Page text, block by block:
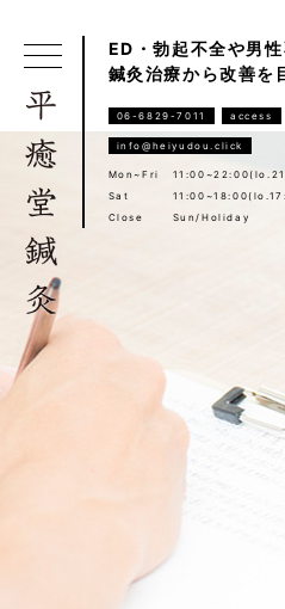
ED・勃起不全や男
鍼灸治療から改善を
06-6829-7011 access
info@heiyudou.click
Mon~Fri
Sat
Close
Sun/Holiday